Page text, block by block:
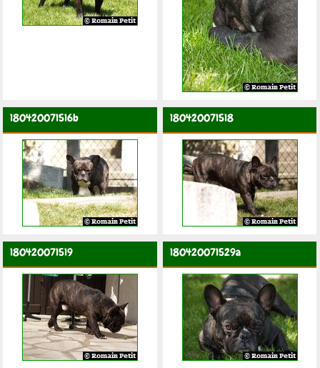
180420071516b 180420071518
180420071519 180420071529a